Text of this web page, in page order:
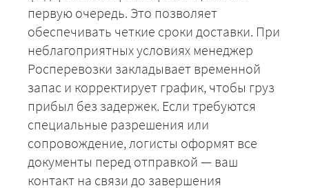
первую очередь. Это позволяет
обеспечивать четкие сроки доставки. При
неблагоприятных условиях менеджер
Росперевозки закладывает временной
запас и корректирует график, чтобы груз
прибыл без задержек. Если требуются
специальные разрешения или
сопровождение, логисты оформят все
документы перед отправкой — ваш
контакт на связи до завершения